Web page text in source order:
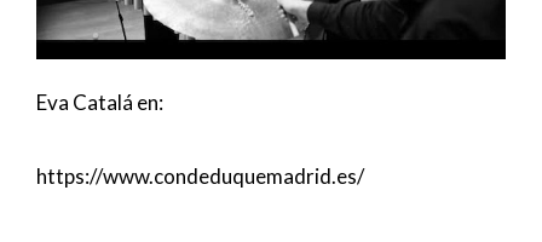
Eva Catalá en:
https://www.condeduquemadrid.es/